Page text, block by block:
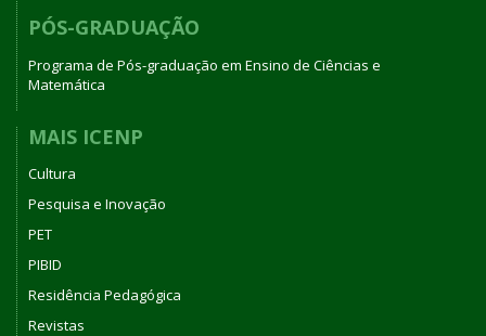
PÓS-GRADUAÇÃO
Programa de Pós-graduação em Ensino de Ciências e
Matemática
MAIS ICENP
Cultura
Pesquisa e Inovação
PET
PIBID
Residência Pedagógica
Revistas